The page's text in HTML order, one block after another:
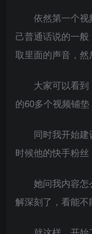
依然第一个视
己普通话说的一
取里面的声音，然
大家可以看
的60多个视频铺垫
同时我开始
时候他的快手粉丝
她问我内容
解深刻了，看能不